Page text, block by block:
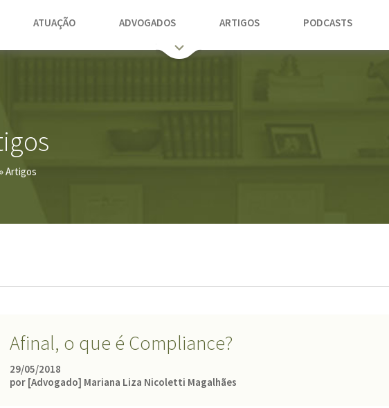
ATUAÇÃO ADVOGADOS ARTIGOS PODCASTS
» Artigos
Afinal, o que é Compliance?
29/05/2018
por [Advogado] Mariana Liza Nicoletti Magalhães